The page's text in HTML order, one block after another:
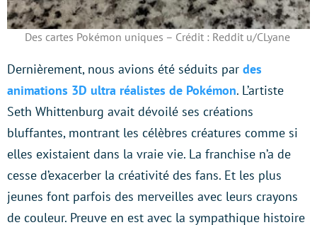
Des cartes Pokémon uniques – Crédit : Reddit u/CLyane
Dernièrement, nous avions été séduits par des
animations 3D ultra réalistes de Pokémon. L’artiste
Seth Whittenburg avait dévoilé ses créations
bluffantes, montrant les célèbres créatures comme si
elles existaient dans la vraie vie. La franchise n’a de
cesse d’exacerber la créativité des fans. Et les plus
jeunes font parfois des merveilles avec leurs crayons
de couleur. Preuve en est avec la sympathique histoire